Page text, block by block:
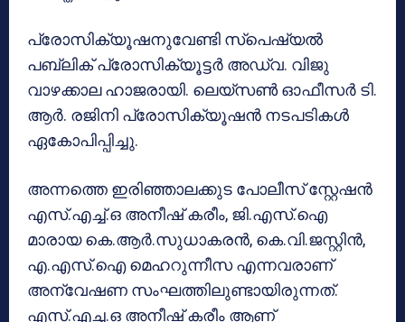
പ്രോസിക്യൂഷനുവേണ്ടി സ്പെഷ്യൽ
പബ്ലിക് പ്രോസിക്യൂട്ടർ അഡ്വ. വിജു
വാഴക്കാല ഹാജരായി. ലെയ്‌സൺ ഓഫീസർ ടി.
ആർ. രജിനി പ്രോസിക്യൂഷൻ നടപടികൾ
ഏകോപിപ്പിച്ചു.
അന്നത്തെ ഇരിഞ്ഞാലക്കുട പോലീസ് സ്റ്റേഷൻ
എസ്.എച്ച്.ഒ അനീഷ് കരീം, ജി.എസ്.ഐ
മാരായ കെ.ആർ.സുധാകരൻ, കെ.വി.ജസ്റ്റിൻ,
എ.എസ്.ഐ മെഹറുന്നീസ എന്നവരാണ്
അന്വേഷണ സംഘത്തിലുണ്ടായിരുന്നത്.
എസ്.എച്ച.ഒ അനീഷ് കരീം ആണ്